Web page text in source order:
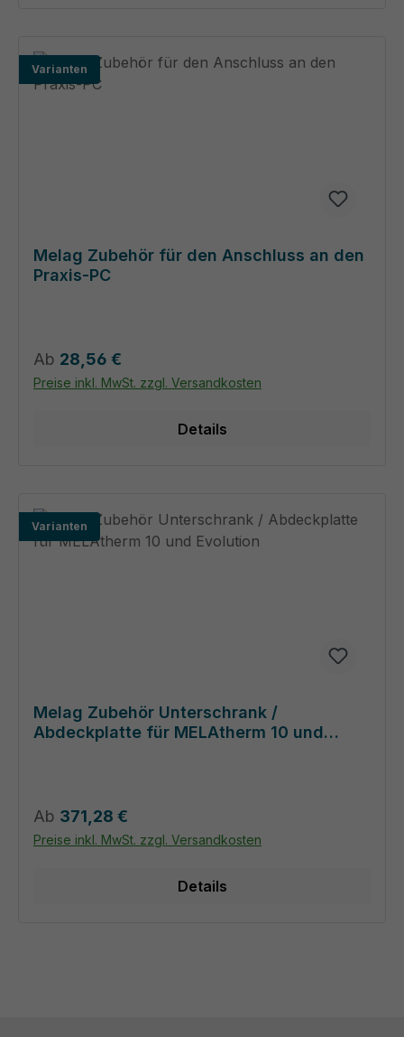
Varianten
Melag Zubehör für den Anschluss an den
Praxis-PC
Regulärer Preis:
Ab 28,56 €
Preise inkl. MwSt. zzgl. Versandkosten
Details
Varianten
Melag Zubehör Unterschrank /
Abdeckplatte für MELAtherm 10 und
Regulärer Preis:
Ab 371,28 €
Preise inkl. MwSt. zzgl. Versandkosten
Details